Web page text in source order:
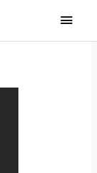
メ
イ